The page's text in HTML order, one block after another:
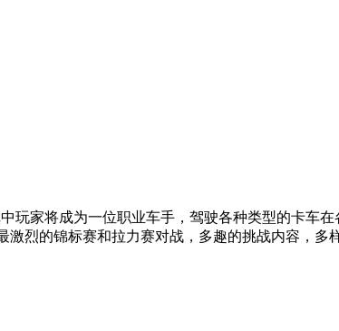
玩家将成为一位职业车手，驾驶各种类型的卡车
烈的锦标赛和拉力赛对战，多趣的挑战内容，多